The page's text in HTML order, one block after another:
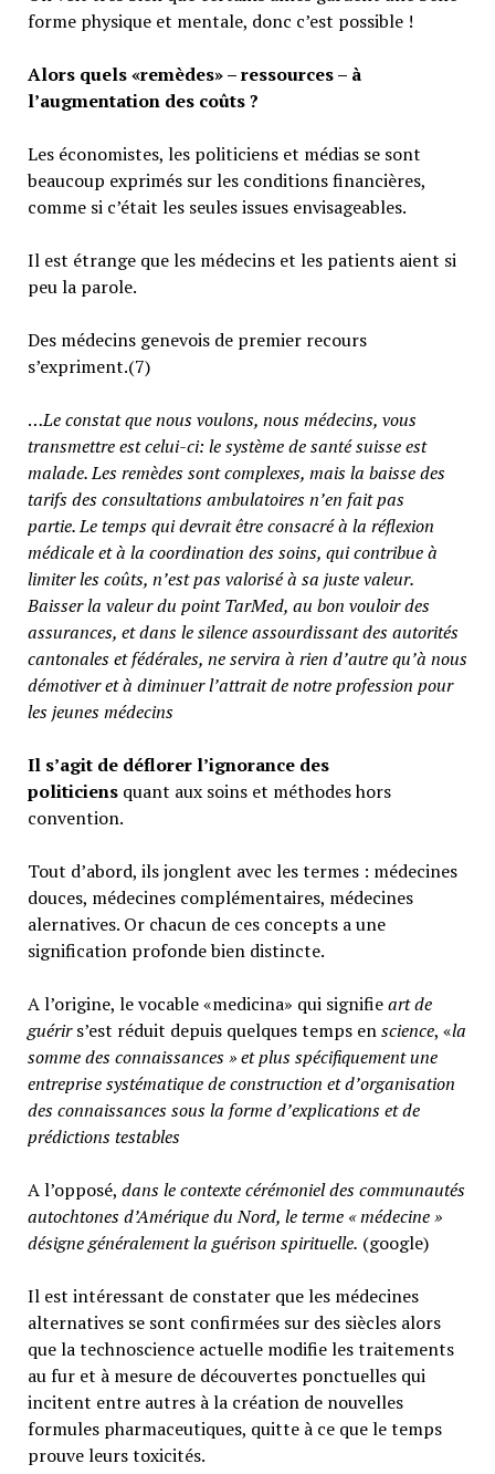
forme physique et mentale, donc c’est possible !
Alors quels «remèdes» – ressources – à
l’augmentation des coûts ?
Les économistes, les politiciens et médias se sont
beaucoup exprimés sur les conditions financières,
comme si c’était les seules issues envisageables.
Il est étrange que les médecins et les patients aient si
peu la parole.
Des médecins genevois de premier recours
s’expriment.(7)
…Le constat que nous voulons, nous médecins, vous
transmettre est celui-ci: le système de santé suisse est
malade. Les remèdes sont complexes, mais la baisse des
tarifs des consultations ambulatoires n’en fait pas
partie.Le temps qui devrait être consacré à la réflexion
médicale et à la coordination des soins, qui contribue à
limiter les coûts, n’est pas valorisé à sa juste valeur.
Baisser la valeur du point TarMed, au bon vouloir des
assurances, et dans le silence assourdissant des autorités
cantonales et fédérales, ne servira à rien d’autre qu’à nous
démotiver et à diminuer l’attrait de notre profession pour
les jeunes médecins
Il s’agit de déflorer l’ignorance des
politiciensquant aux soins et méthodes hors
convention.
Tout d’abord, ils jonglent avec les termes : médecines
douces, médecines complémentaires, médecines
alernatives. Or chacun de ces concepts a une
signification profonde bien distincte.
A l’origine, le vocable «medicina» qui signifieart de
guérirs’est réduit depuis quelques temps enscience, «la
somme des connaissances » et plus spécifiquement une
entreprise systématique de construction et d’organisation
des connaissances sous la forme d’explications et de
prédictions testables
A l’opposé, dans le contexte cérémoniel des communautés
autochtones d’Amérique du Nord, le terme « médecine »
désigne généralementla guérison spirituelle. (google)
Il est intéressant de constater que les médecines
alternatives se sont confirmées sur des siècles alors
que la technoscience actuelle modifie les traitements
au fur et à mesure de découvertes ponctuelles qui
incitent entre autres à la création de nouvelles
formules pharmaceutiques, quitte à ce que le temps
prouve leurs toxicités.